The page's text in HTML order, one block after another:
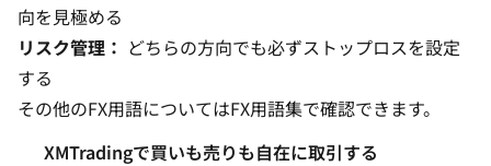
向を見極める
リスク管理： どちらの方向でも必ずストップロスを設定
する
その他のFX用語についてはFX用語集で確認できます。
XMTradingで買いも売りも自在に取引する